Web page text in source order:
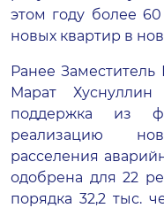
этом году более
новых квартир в
Ранее Заместитель
Марат
поддержка из
реализацию
расселения
одобрена для 22
порядка 32,2 тыс.